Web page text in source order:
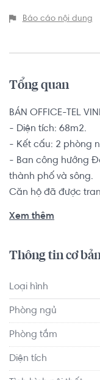
Báo cáo nội dung
Tổng quan
BÁN OFFICE-TEL
- Diện tích: 68m2.
- Kết cấu: 2 phòng
- Ban công hướng
thành phố và sông.
Căn hộ đã được
ích và dịch vụ đồng
sảnh lounge, khu
lượng cao và y tế
tương lai gần, ga
Thành - Suối Tiên
Xem thêm
Thông tin cơ
Loại hình
Phòng ngủ
Phòng tắm
Diện tích